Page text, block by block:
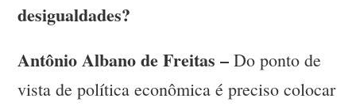
desigualdades?
Antônio Albano de Freitas – Do ponto de
vista de política econômica é preciso colocar